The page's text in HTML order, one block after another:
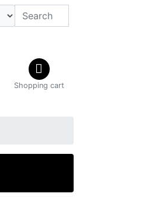
Shopping cart